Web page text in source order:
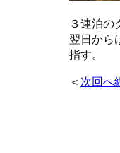
３連泊の
翌日から
指す。
＜ 次回へ